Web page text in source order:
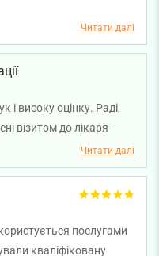
Читати далі
і високу оцінку. Раді,
візитом до лікаря-
Бажаємо вамЧитати далі
послугами
кваліфіковану